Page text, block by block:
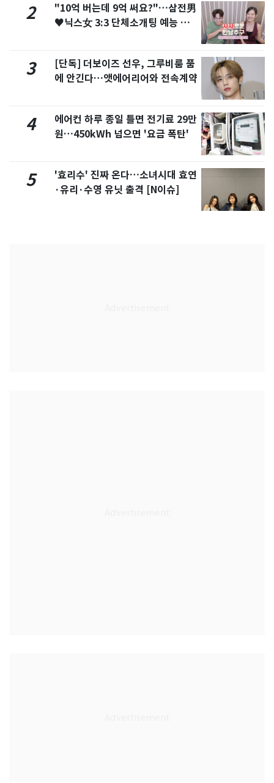
2
"10억 버는데 9억 써요?"…삼전男
♥닉스女 3:3 단체소개팅 예능 화
3
[단독] 더보이즈 선우, 그루비룸 품
에 안긴다…앳에어리어와 전속계약
4
에어컨 하루 종일 틀면 전기료 29만
원…450kWh 넘으면 '요금 폭탄'
5
'효리수' 진짜 온다…소녀시대 효연
·유리·수영 유닛 출격 [N이슈]